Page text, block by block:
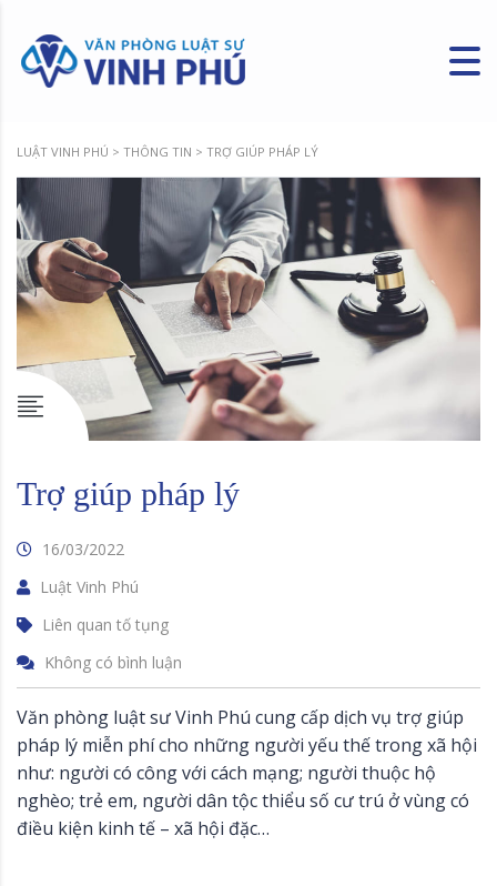
LUẬT VINH PHÚ > THÔNG TIN > TRỢ GIÚP PHÁP LÝ
Trợ giúp pháp lý
16/03/2022
Luật Vinh Phú
Liên quan tố tụng
Không có bình luận
Văn phòng luật sư Vinh Phú cung cấp dịch vụ trợ giúp
pháp lý miễn phí cho những người yếu thế trong xã hội
như: người có công với cách mạng; người thuộc hộ
nghèo; trẻ em, người dân tộc thiểu số cư trú ở vùng có
điều kiện kinh tế – xã hội đặc…